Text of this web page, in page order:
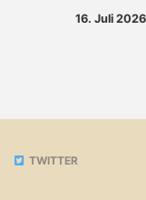
16. Juli 2026
TWITTER